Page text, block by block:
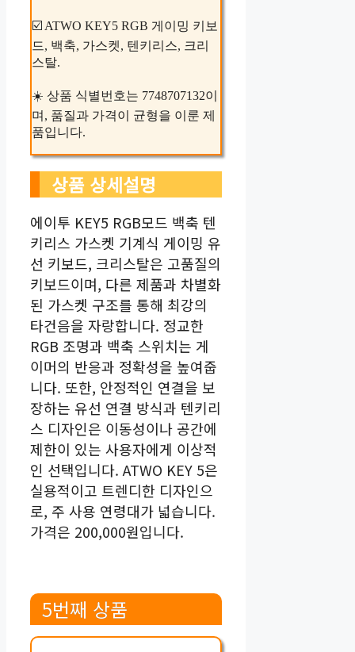
☑️ ATWO KEY5 RGB 게이밍 키보
드, 백축, 가스켓, 텐키리스, 크리
스탈.
☀️ 상품 식별번호는 7748707132이
며, 품질과 가격이 균형을 이룬 제
품입니다.
상품 상세설명
에이투 KEY5 RGB모드 백축 텐
키리스 가스켓 기계식 게이밍 유
선 키보드, 크리스탈은 고품질의
키보드이며, 다른 제품과 차별화
된 가스켓 구조를 통해 최강의
타건음을 자랑합니다. 정교한
RGB 조명과 백축 스위치는 게
이머의 반응과 정확성을 높여줍
니다. 또한, 안정적인 연결을 보
장하는 유선 연결 방식과 텐키리
스 디자인은 이동성이나 공간에
제한이 있는 사용자에게 이상적
인 선택입니다. ATWO KEY 5은
실용적이고 트렌디한 디자인으
로, 주 사용 연령대가 넓습니다.
가격은 200,000원입니다.
5번째 상품